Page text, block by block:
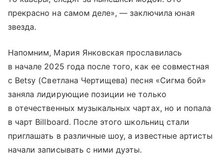
прекрасно на самом деле», — заключила юная
звезда.
Напомним, Мария Янковская прославилась
в начале 2025 года после того, как ее совместная
с Betsy (Светлана Чертищева) песня «Сигма бой»
заняла лидирующие позиции не только
в отечественных музыкальных чартах, но и попала
в чарт Billboard. После этого школьниц стали
приглашать в различные шоу, а известные артисты
начали записывать с ними дуэты.